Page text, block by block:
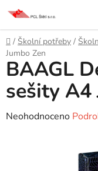
Přejít
obsah
Domů
/ Školní potřeby /
Jumbo Zen
BAAGL
sešity A4
Průměrné
Neohodnoceno